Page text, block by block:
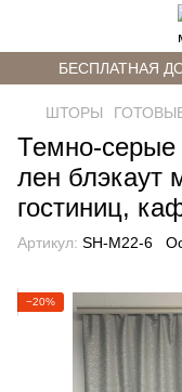
БЕСПЛАТНАЯ
ШТОРЫ
Темно-серые
лен блэкаут
гостиниц,
Артикул: SH-M22-6
−20%